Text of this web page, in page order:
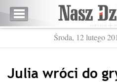
Środa, 12 lutego
Julia wróci do